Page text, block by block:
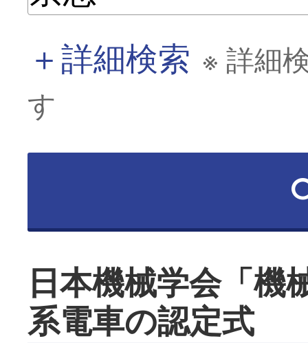
＋詳細検索 ※ 詳細
す
日本機械学会「
系電車の認定式